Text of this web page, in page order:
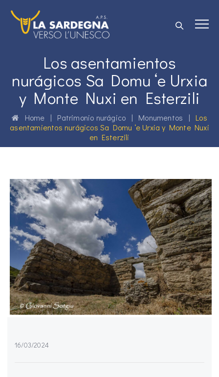
Los asentamientos
nurágicos Sa Domu ‘e Urxia
y Monte Nuxi en Esterzili
Home | Patrimonio nurágico | Monumentos |Los
asentamientos nurágicos Sa Domu ‘e Urxia y Monte Nuxi
en Esterzili
16/03/2024